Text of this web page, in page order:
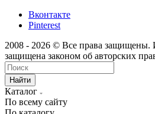
Вконтакте
Pinterest
2008 - 2026 © Все права защищены.
защищена законом об авторских
Найти
Каталог
По всему сайту